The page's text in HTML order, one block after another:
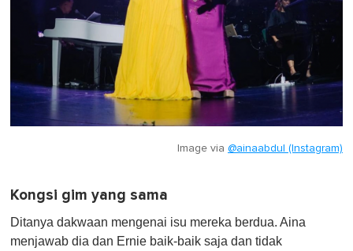
Image via @ainaabdul (Instagram)
Kongsi gim yang sama
Ditanya dakwaan mengenai isu mereka berdua. Aina
menjawab dia dan Ernie baik-baik saja dan tidak